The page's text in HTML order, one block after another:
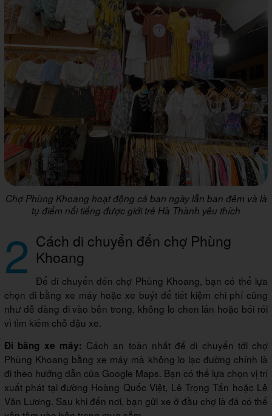
Chợ Phùng Khoang hoạt động cả ban ngày lẫn ban đêm và là
tụ điểm nổi tiếng được giới trẻ Hà Thành yêu thích
2 Cách di chuyển đến chợ Phùng
Khoang
Để di chuyển đến chợ Phùng Khoang, bạn có thể lựa
chọn đi bằng xe máy hoặc xe buýt để tiết kiệm chi phí cũng
như dễ dàng đi vào bên trong, không lo chen lấn hoặc bối rối
vì tìm kiếm chỗ đậu xe.
Đi bằng xe máy: Cách an toàn nhất để di chuyển tới chợ
Phùng Khoang bằng xe máy mà không lo lạc đường chính là
đi theo hướng dẫn của Google Maps. Bạn có thể lựa chọn vị trí
xuất phát tại đường Hoàng Quốc Việt, Lê Trọng Tấn hoặc Lê
Văn Lương. Sau khi đến nơi, bạn gửi xe ở đầu chợ là đã có thể